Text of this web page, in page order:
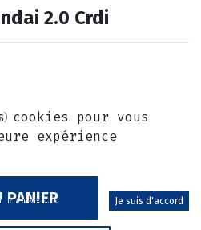
2.0 Crdi
PANIER
cookies pour vous
expérience
relative aux cookies Je suis d'accord